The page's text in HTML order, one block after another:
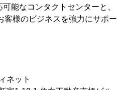
能なコンタクトセンターと、
客様のビジネスを強力にサポー
ネット